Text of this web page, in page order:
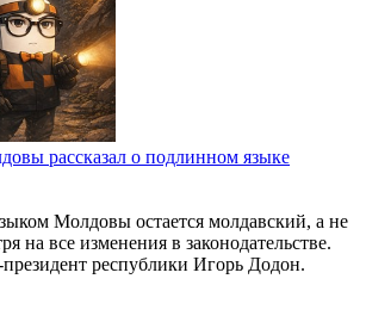
рассказал о подлинном языке
Молдовы остается молдавский, а не
на все изменения в законодательстве.
республики Игорь Додон.